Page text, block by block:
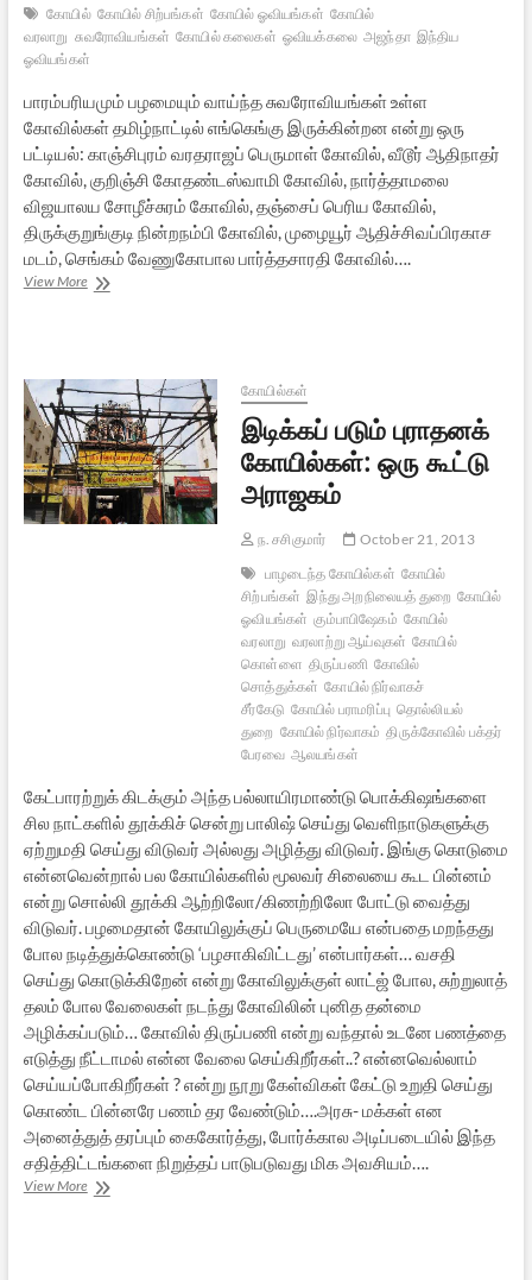
கோயில் கோயில் சிற்பங்கள் கோயில் ஓவியங்கள் கோயில்
வரலாறு சுவரோவியங்கள் கோயில் கலைகள் ஓவியக்கலை அஜந்தா இந்திய
ஓவியங்கள்
பாரம்பரியமும் பழமையும் வாய்ந்த சுவரோவியங்கள் உள்ள
கோவில்கள் தமிழ்நாட்டில் எங்கெங்கு இருக்கின்றன என்று ஒரு
பட்டியல்: காஞ்சிபுரம் வரதராஜப் பெருமாள் கோவில், வீடூர் ஆதிநாதர்
கோவில், குறிஞ்சி கோதண்டஸ்வாமி கோவில், நார்த்தாமலை
விஜயாலய சோழீச்சுரம் கோவில், தஞ்சைப் பெரிய கோவில்,
திருக்குறுங்குடி நின்றநம்பி கோவில், முழையூர் ஆதிச்சிவப்பிரகாச
மடம், செங்கம் வேணுகோபால பார்த்தசாரதி கோவில்….
View Moreபாரம்பரிய
ஒரு
பட்டியல்
கோயில்கள்
இடிக்கப் படும் புராதனக்
கோயில்கள்: ஒரு கூட்டு
அராஜகம்
ந. சசிகுமார்
October 21, 2013
பாழடைந்த கோயில்கள் கோயில்
சிற்பங்கள் இந்து அறநிலையத் துறை கோயில்
ஓவியங்கள் கும்பாபிஷேகம் கோயில்
வரலாறு வரலாற்று ஆய்வுகள் கோயில்
கொள்ளை திருப்பணி கோவில்
சொத்துக்கள் கோயில் நிர்வாகச்
சீர்கேடு கோயில் பராமரிப்பு தொல்லியல்
துறை கோயில் நிர்வாகம் திருக்கோவில் பக்தர்
பேரவை ஆலயங்கள்
கேட்பாரற்றுக் கிடக்கும் அந்த பல்லாயிரமாண்டு பொக்கிஷங்களை
சில நாட்களில் தூக்கிச் சென்று பாலிஷ் செய்து வெளிநாடுகளுக்கு
ஏற்றுமதி செய்து விடுவர் அல்லது அழித்து விடுவர். இங்கு கொடுமை
என்னவென்றால் பல கோயில்களில் மூலவர் சிலையை கூட பின்னம்
என்று சொல்லி தூக்கி ஆற்றிலோ/கிணற்றிலோ போட்டு வைத்து
விடுவர். பழமைதான் கோயிலுக்குப் பெருமையே என்பதை மறந்தது
போல நடித்துக்கொண்டு ‘பழசாகிவிட்டது’ என்பார்கள்… வசதி
செய்து கொடுக்கிறேன் என்று கோவிலுக்குள் லாட்ஜ் போல, சுற்றுலாத்
தலம் போல வேலைகள் நடந்து கோவிலின் புனித தன்மை
அழிக்கப்படும்… கோவில் திருப்பணி என்று வந்தால் உடனே பணத்தை
எடுத்து நீட்டாமல் என்ன வேலை செய்கிறீர்கள்..? என்னவெல்லாம்
செய்யப்போகிறீர்கள் ? என்று நூறு கேள்விகள் கேட்டு உறுதி செய்து
கொண்ட பின்னரே பணம் தர வேண்டும்….அரசு- மக்கள் என
அனைத்துத் தரப்பும் கைகோர்த்து, போர்க்கால அடிப்படையில் இந்த
சதித்திட்டங்களை நிறுத்தப் பாடுபடுவது மிக அவசியம்….
View Moreஇடிக்கப்